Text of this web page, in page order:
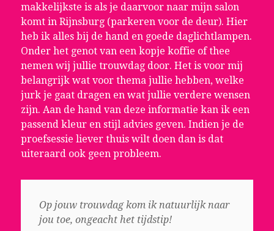
makkelijkste is als je daarvoor naar mijn salon
komt in Rijnsburg (parkeren voor de deur). Hier
heb ik alles bij de hand en goede daglichtlampen.
Onder het genot van een kopje koffie of thee
nemen wij jullie trouwdag door. Het is voor mij
belangrijk wat voor thema jullie hebben, welke
jurk je gaat dragen en wat jullie verdere wensen
zijn. Aan de hand van deze informatie kan ik een
passend kleur en stijl advies geven. Indien je de
proefsessie liever thuis wilt doen dan is dat
uiteraard ook geen probleem.
Op jouw trouwdag kom ik natuurlijk naar
jou toe, ongeacht het tijdstip!